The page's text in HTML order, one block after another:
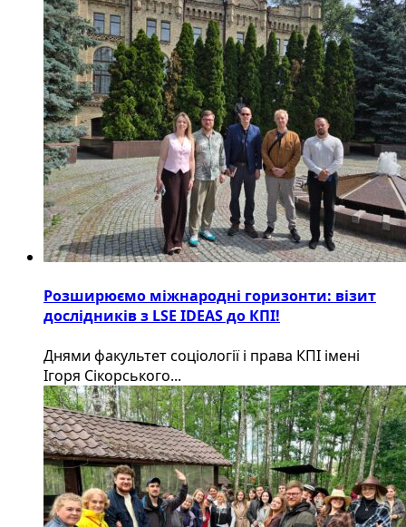
Розширюємо міжнародні горизонти: візит
дослідників з LSE IDEAS до КПІ!
Днями факультет соціології і права КПІ імені
Ігоря Сікорського...